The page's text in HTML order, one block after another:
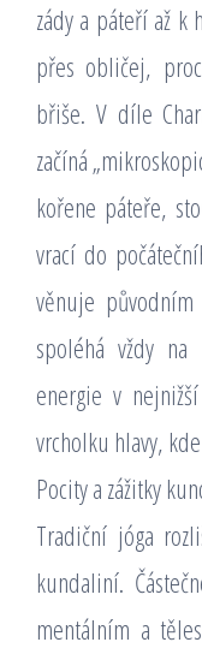
zády a páteří až k
přes obličej,
břiše. V díle
začíná
kořene páteře,
vrací do
věnuje
spoléhá vždy na
energie v
vrcholku hlavy,
Pocity a zážitky
Tradiční jóga
kundaliní.
mentálním a